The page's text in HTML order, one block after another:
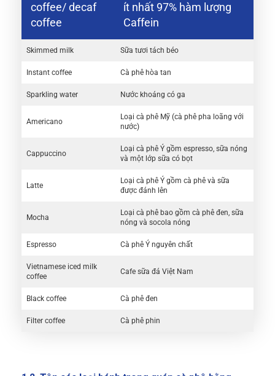
coffee/ decaf
coffee
ít nhất 97% hàm lượng
Caffein
Skimmed milk Sữa tươi tách béo
Instant coffee Cà phê hòa tan
Sparkling water Nước khoáng có ga
Americano
Loại cà phê Mỹ (cà phê pha loãng với
nước)
Cappuccino
Loại cà phê Ý gồm espresso, sữa nóng
và một lớp sữa có bọt
Latte
Loại cà phê Ý gồm cà phê và sữa
được đánh lên
Mocha
Loại cà phê bao gồm cà phê đen, sữa
nóng và socola nóng
Espresso Cà phê Ý nguyên chất
Vietnamese iced milk
coffee
Cafe sữa đá Việt Nam
Black coffee Cà phê đen
Filter coffee Cà phê phin